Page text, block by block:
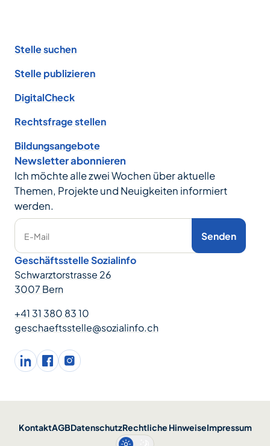
Stelle suchen
Stelle publizieren
DigitalCheck
Rechtsfrage stellen
Bildungsangebote
Newsletter abonnieren
Ich möchte alle zwei Wochen über aktuelle
Themen, Projekte und Neuigkeiten informiert
werden.
E-Mail Senden
Geschäftsstelle Sozialinfo
Schwarztorstrasse 26
3007 Bern
+41 31 380 83 10
geschaeftsstelle@sozialinfo.ch
LinkedInfacebookInstagram
KontaktAGBDatenschutzRechtliche HinweiseImpressum